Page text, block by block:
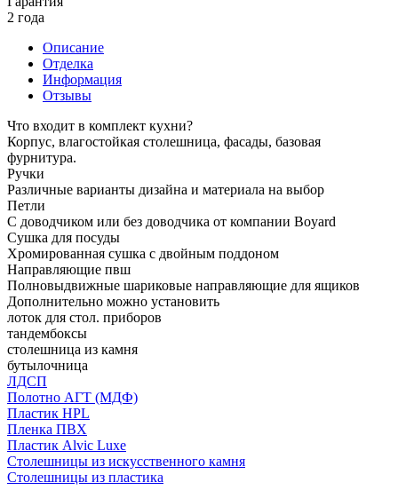
2 года
Описание
Отделка
Информация
Отзывы
Что входит в комплект кухни?
Корпус, влагостойкая столешница, фасады, базовая
фурнитура.
Ручки
Различные варианты дизайна и материала на выбор
Петли
С доводчиком или без доводчика от компании Boyard
Сушка для посуды
Хромированная сушка с двойным поддоном
Направляющие пвш
Полновыдвижные шариковые направляющие для ящиков
Дополнительно можно установить
лоток для стол. приборов
тандембоксы
столешница из камня
бутылочница
ЛДСП
Полотно АГТ (МДФ)
Пластик HPL
Пленка ПВХ
Пластик Alvic Luxe
Столешницы из искусственного камня
Столешницы из пластика